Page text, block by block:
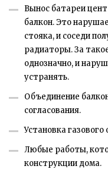
Вынос батареи
балкон. Это
стояка, и соседи
радиаторы. За
однозначно, и
устранять.
Объединение
согласования.
Установка
Любые работы,
конструкции дома.